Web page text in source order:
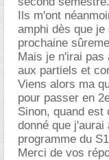
Ils m'ont
amphi dès que
prochaine
Mais je n'irai pas
aux partiels et
Viens alors ma
pour passer en
Sinon, quand
donné que
programme du
Merci de vos